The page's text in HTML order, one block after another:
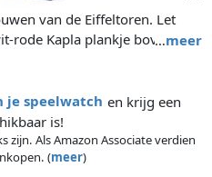
…meer
van de Eiffeltoren. Let
rode Kapla plankje bovenin.
van de Eiffeltoren,
mee te bouwen zijn.
je speelwatch en krijg een
is!
zijn. Als Amazon Associate verdien
(meer)